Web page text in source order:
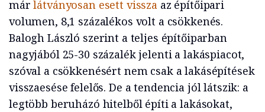
márlátványosan esett vissza az építőipari
volumen, 8,1 százalékos volt a csökkenés.
Balogh László szerint a teljes építőiparban
nagyjából 25-30 százalék jelenti a lakáspiacot,
szóval a csökkenésért nem csak a lakásépítések
visszaesése felelős. De a tendencia jól látszik: a
legtöbb beruházó hitelből építi a lakásokat,